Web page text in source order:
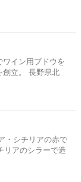
イン用ブドウを
創立。 長野県北
・シチリアの赤で
アのシラーで造